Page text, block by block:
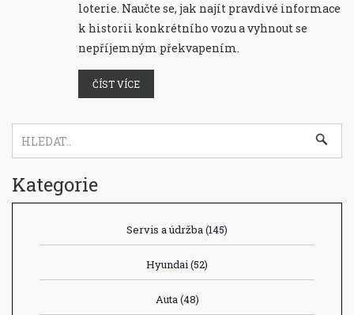
loterie. Naučte se, jak najít pravdivé informace
k historii konkrétního vozu a vyhnout se
nepříjemným překvapením.
ČÍST VÍCE
Kategorie
Servis a údržba(145)
Hyundai(52)
Auta(48)